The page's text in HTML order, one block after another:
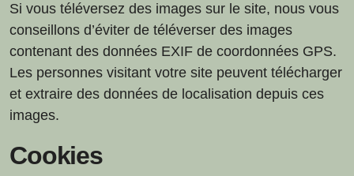
Si vous téléversez des images sur le site, nous vous
conseillons d’éviter de téléverser des images
contenant des données EXIF de coordonnées GPS.
Les personnes visitant votre site peuvent télécharger
et extraire des données de localisation depuis ces
images.
Cookies